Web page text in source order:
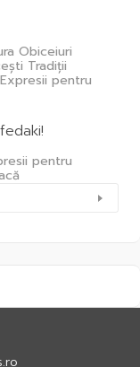
Obiceiuri
Tradiții
Expresii pentru
pentru